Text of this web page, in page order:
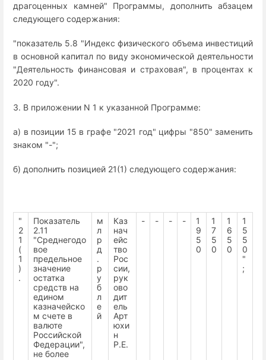
драгоценных камней" Программы, дополнить абзацем
следующего содержания:
"показатель 5.8 "Индекс физического объема инвестиций
в основной капитал по виду экономической деятельности
"Деятельность финансовая и страховая", в процентах к
2020 году".
3. В приложении N 1 к указанной Программе:
а) в позиции 15 в графе "2021 год" цифры "850" заменить
знаком "-";
б) дополнить позицией 21(1) следующего содержания:
"
2
1
(
1
)
.
Показатель
2.11
"Среднегодо
вое
предельное
значение
остатка
средств на
едином
казначейско
м счете в
валюте
Российской
Федерации",
не более
м
л
р
д
.
р
у
б
л
е
й
Каз
нач
ейс
тво
Рос
сии,
рук
ово
дит
ель
Арт
юхи
н
Р.Е.
- - - -
1
9
5
0
1
7
5
0
1
6
5
0
1
5
5
0
"
;